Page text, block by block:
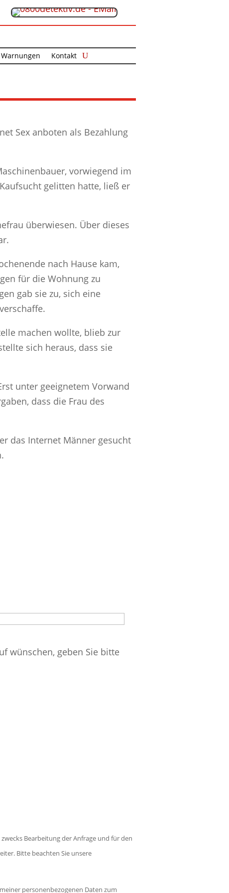
Warnungen Kontakt
Sex anboten als Bezahlung
vorwiegend im
gelitten hatte, ließ er
überwiesen. Über dieses
nach Hause kam,
für die Wohnung zu
gab sie zu, sich eine
machen wollte, blieb zur
sich heraus, dass sie
unter geeignetem Vorwand
dass die Frau des
das Internet Männer gesucht
wünschen, geben Sie bitte
Bearbeitung der Anfrage und für den
Bitte beachten Sie unsere
personenbezogenen Daten zum